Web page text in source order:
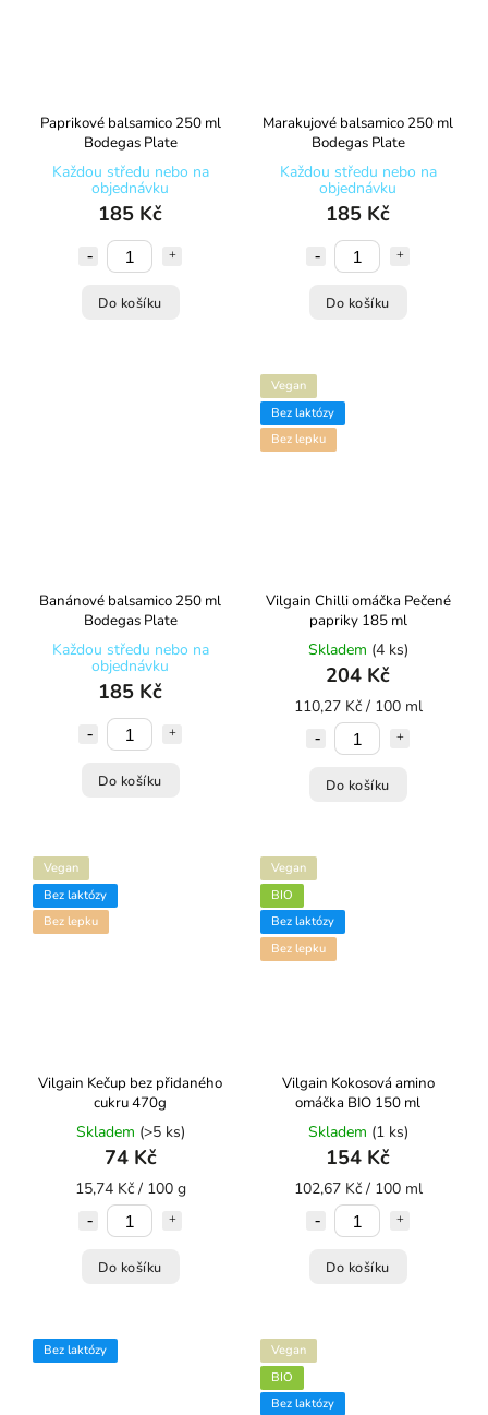
Paprikové balsamico 250 ml
Bodegas Plate
Každou středu nebo na
objednávku
185 Kč
Do košíku
Marakujové balsamico 250 ml
Bodegas Plate
Každou středu nebo na
objednávku
185 Kč
Do košíku
Banánové balsamico 250 ml
Bodegas Plate
Každou středu nebo na
objednávku
185 Kč
Do košíku
Vegan
Bez laktózy
Bez lepku
Vilgain Chilli omáčka Pečené
papriky 185 ml
Skladem (4 ks)
204 Kč
110,27 Kč / 100 ml
Do košíku
Vegan
Bez laktózy
Bez lepku
Vilgain Kečup bez přidaného
cukru 470g
Skladem (>5 ks)
74 Kč
15,74 Kč / 100 g
Do košíku
Vegan
BIO
Bez laktózy
Bez lepku
Vilgain Kokosová amino
omáčka BIO 150 ml
Skladem (1 ks)
154 Kč
102,67 Kč / 100 ml
Do košíku
Bez laktózy
Vegan
BIO
Bez laktózy